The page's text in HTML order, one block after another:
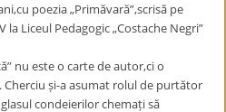
poezia „Primăvară”,scrisă pe
Liceul Pedagogic „Costache Negri”
nu este o carte de autor,ci o
Cherciu și-a asumat rolul de purtător
condeierilor chemați să